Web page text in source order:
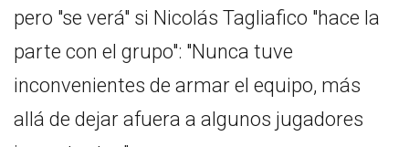
pero "se verá" si Nicolás Tagliafico "hace la
parte con el grupo": "Nunca tuve
inconvenientes de armar el equipo, más
allá de dejar afuera a algunos jugadores